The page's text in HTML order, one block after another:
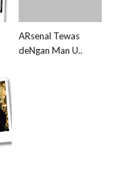
ARsenal Tewas
deNgan Man U..